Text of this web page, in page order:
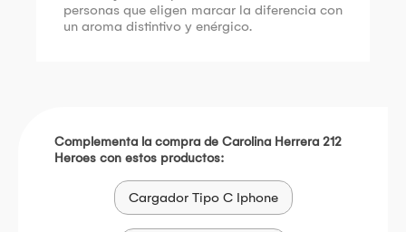
personas que eligen marcar la diferencia con
un aroma distintivo y enérgico.
Complementa la compra de Carolina Herrera 212
Heroes con estos productos:
Cargador Tipo C Iphone